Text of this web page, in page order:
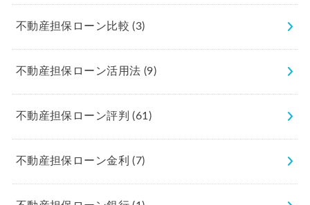
不動産担保ローン比較(3)
不動産担保ローン活用法 (9)
不動産担保ローン評判(61)
不動産担保ローン金利(7)